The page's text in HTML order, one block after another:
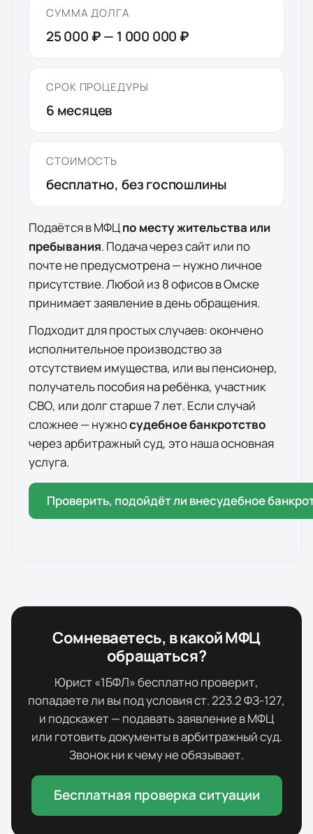
СУММА ДОЛГА
25 000 ₽— 1 000 000 ₽
СРОК ПРОЦЕДУРЫ
6 месяцев
СТОИМОСТЬ
бесплатно, без госпошлины
Подаётся в МФЦпо месту жительства или
пребывания. Подача через сайт или по
почте не предусмотрена — нужно личное
присутствие. Любой из 8офисоввОмске
принимает заявление в день обращения.
Подходит для простых случаев: окончено
исполнительное производство за
отсутствием имущества, или вы пенсионер,
получатель пособия на ребёнка, участник
СВО, или долг старше 7 лет. Если случай
сложнее — нужносудебное банкротство
через арбитражный суд, это наша основная
услуга.
Проверить, подойдёт ли внесудебное
Сомневаетесь, в какой МФЦ
обращаться?
Юрист «1БФЛ» бесплатно проверит,
попадаете ли вы под условия ст. 223.2 ФЗ-127,
и подскажет — подавать заявление в МФЦ
или готовить документы в арбитражный суд.
Звонок ни к чему не обязывает.
Бесплатная проверка ситуации